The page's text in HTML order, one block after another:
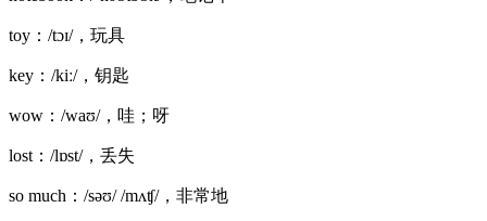
toy：/tɔɪ/，玩具
key：/kiː/，钥匙
wow：/waʊ/，哇；呀
lost：/lɒst/，丢失
so much：/səʊ/ /mʌʧ/，非常地